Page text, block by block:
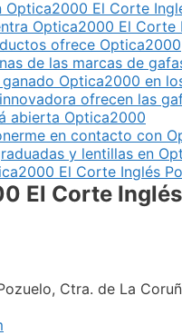
Optica2000 El Corte
Optica2000 El Corte
ofrece Optica2000
de las marcas de
ganado Optica2000 en
ofrecen las
abierta Optica2000
en contacto con
y lentillas en
El Corte Inglés
El Corte
Ctra. de La